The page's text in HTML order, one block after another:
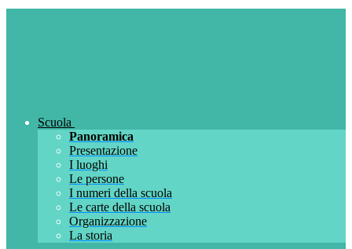
Scuola
Panoramica
Presentazione
I luoghi
Le persone
I numeri della scuola
Le carte della scuola
Organizzazione
La storia